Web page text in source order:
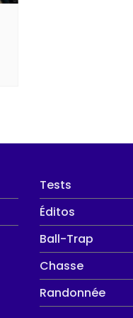
Tests
Éditos
Ball-Trap
Chasse
Randonnée